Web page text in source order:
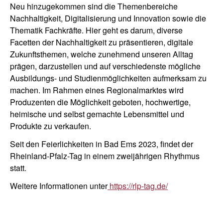
Neu hinzugekommen sind die Themenbereiche
Nachhaltigkeit, Digitalisierung und Innovation sowie die
Thematik Fachkräfte. Hier geht es darum, diverse
Facetten der Nachhaltigkeit zu präsentieren, digitale
Zukunftsthemen, welche zunehmend unseren Alltag
prägen, darzustellen und auf verschiedenste mögliche
Ausbildungs- und Studienmöglichkeiten aufmerksam zu
machen. Im Rahmen eines Regionalmarktes wird
Produzenten die Möglichkeit geboten, hochwertige,
heimische und selbst gemachte Lebensmittel und
Produkte zu verkaufen.
Seit den Feierlichkeiten in Bad Ems 2023, findet der
Rheinland-Pfalz-Tag in einem zweijährigen Rhythmus
statt.
Weitere Informationen unterhttps://rlp-tag.de/